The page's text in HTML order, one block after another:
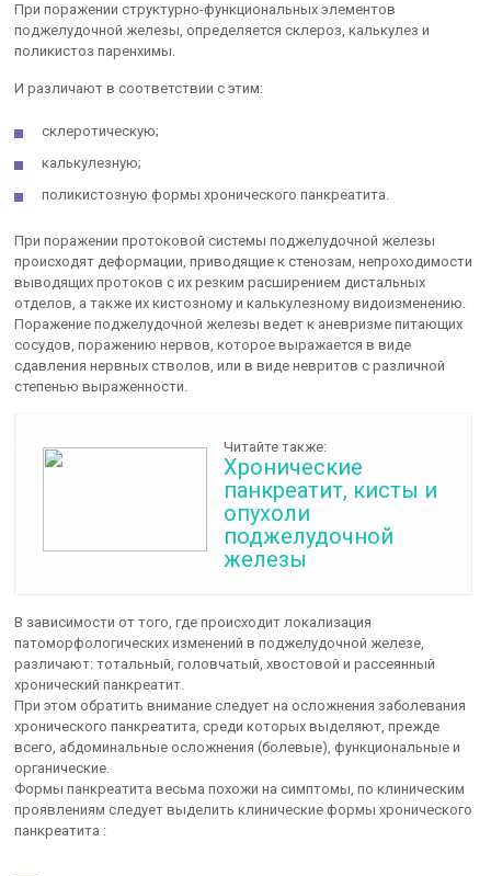
При поражении структурно-функциональных элементов
поджелудочной железы, определяется склероз, калькулез и
поликистоз паренхимы.
И различают в соответствии с этим:
склеротическую;
калькулезную;
поликистозную формы хронического панкреатита.
При поражении протоковой системы поджелудочной железы
происходят деформации, приводящие к стенозам, непроходимости
выводящих протоков с их резким расширением дистальных
отделов, а также их кистозному и калькулезному видоизменению.
Поражение поджелудочной железы ведет к аневризме питающих
сосудов, поражению нервов, которое выражается в виде
сдавления нервных стволов, или в виде невритов с различной
степенью выраженности.
Читайте также:
Хронические
панкреатит, кисты и
опухоли
поджелудочной
железы
В зависимости от того, где происходит локализация
патоморфологических изменений в поджелудочной железе,
различают: тотальный, головчатый, хвостовой и рассеянный
хронический панкреатит.
При этом обратить внимание следует на осложнения заболевания
хронического панкреатита, среди которых выделяют, прежде
всего, абдоминальные осложнения (болевые), функциональные и
органические.
Формы панкреатита весьма похожи на симптомы, по клиническим
проявлениям следует выделить клинические формы хронического
панкреатита :